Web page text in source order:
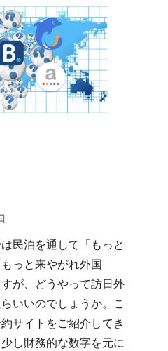
民泊を通して「もっと
っと来やがれ外国
が、どうやって訪日外
いいのでしょうか。こ
サイトをご紹介してき
し財務的な数字を元に